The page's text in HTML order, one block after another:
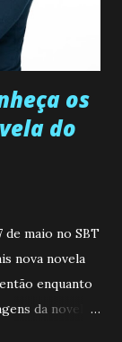
os
do
maio no SBT
nova novela
enquanto
da novela?